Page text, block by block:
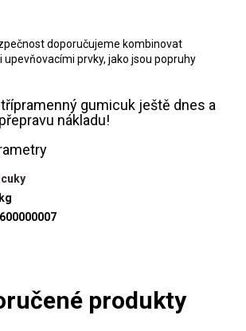
doporučujeme kombinovat
upevňovacími prvky, jako jsou popruhy
gumicuk ještě dnes a
nákladu!